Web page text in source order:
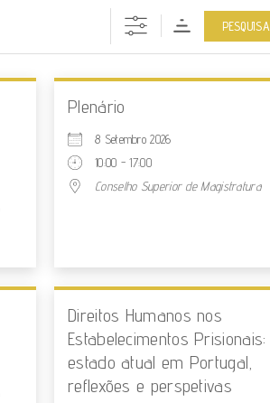
PESQUISA
Plenário
8 Setembro 2026
10:00 - 17:00
Conselho Superior de Magistratura
Direitos Humanos nos
Estabelecimentos Prisionais:
estado atual em Portugal,
reflexões e perspetivas